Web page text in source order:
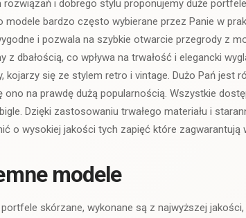
rozwiązań i dobrego stylu proponujemy duże
modele bardzo często wybierane przez Panie w
i pozwala na szybkie otwarcie przegrody z
z dbałością, co wpływa na trwałość i elegancki
kojarzy się ze stylem retro i vintage. Dużo Pań jest
na prawdę dużą popularnością. Wszystkie
Dzięki zastosowaniu trwałego materiału i
o wysokiej jakości tych zapięć które zagwarantują
modele
skórzane, wykonane są z najwyższej